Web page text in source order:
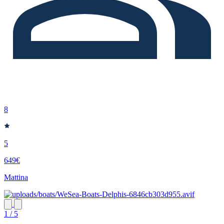
8
5
649€
Mattina
1 / 5